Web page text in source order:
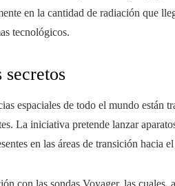
en la cantidad de radiación que
tecnológicos.
espaciales de todo el mundo están
La iniciativa pretende lanzar
en las áreas de transición hacia
con las sondas Voyager, las cuales,